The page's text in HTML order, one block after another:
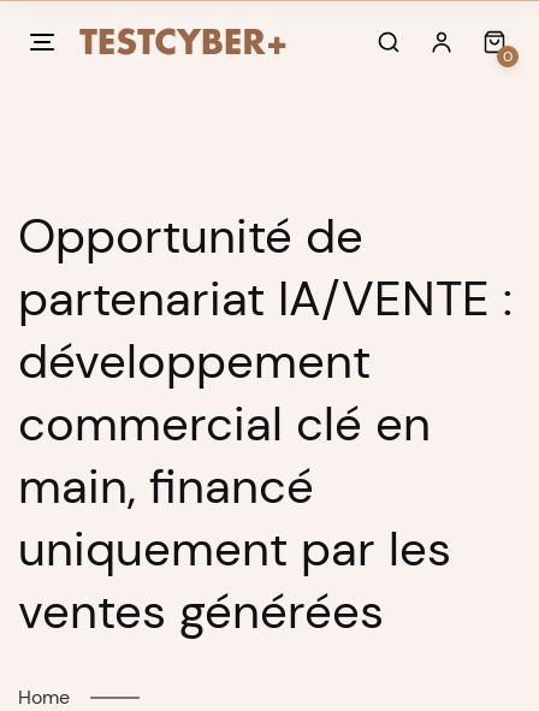
0
Opportunité de
partenariat IA/VENTE :
développement
commercial clé en
main, financé
uniquement par les
ventes générées
Home